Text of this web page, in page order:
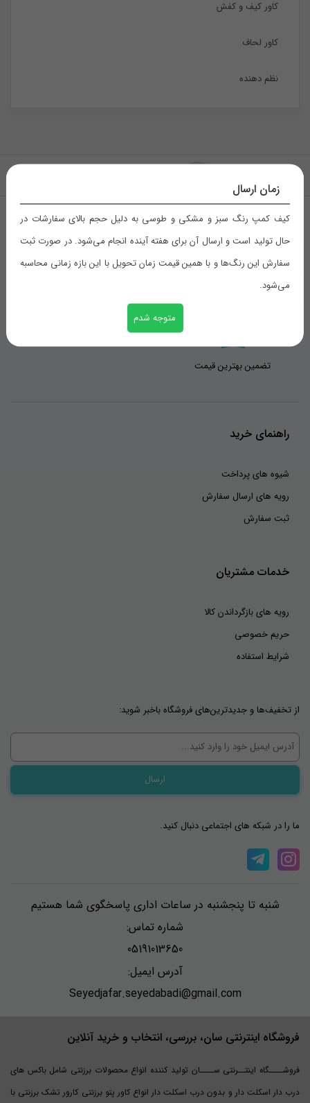
زمان ارسال
کیف کمپ رنگ سبز و مشکی و طوسی به دلیل حجم بالای سفارشات در
حال تولید است و ارسال آن برای هفته آینده انجام می‌شود. در صورت ثبت
سفارش این رنگ‌ها و با همین قیمت زمان تحویل با این بازه زمانی محاسبه
می‌شود.
متوجه شدم
کاور کیف و کفش
کاور لحاف
نظم دهنده
تحویل اکسپرس
تضمین بهترین قیمت
راهنمای خرید
شیوه های پرداخت
رویه های ارسال سفارش
ثبت سفارش
خدمات مشتریان
رویه های بازگرداندن کالا
حریم خصوصی
شرایط استفاده
از تخفیف‌ها و جدیدترین‌های فروشگاه باخبر شوید:
ما را در شبکه های اجتماعی دنبال کنید.
شنبه تا پنجشنبه در ساعات اداری پاسخگوی شما هستیم
شماره تماس:
05191013650
آدرس ایمیل:
Seyedjafar.seyedabadi@gmail.com
فروشگاه اینترنتی سان، بررسی، انتخاب و خرید آنلاین
فروشــــگاه اینتــرنتی ســــان تولید کننده انواع محصولات برزنتی شامل باکس های
درب دار اسکلت دار و بدون درب اسکلت دار انواع کاور پتو برزنتی کارور تشک برزنتی با